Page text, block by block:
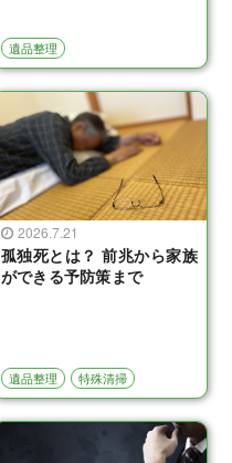
遺品整理
2026.7.21
孤独死とは？ 前兆から家族
ができる予防策まで
遺品整理 特殊清掃